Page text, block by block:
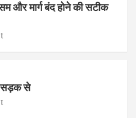
और मार्ग बंद होने की सटीक
सड़क से